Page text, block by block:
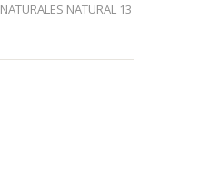
NATURALES NATURAL 13